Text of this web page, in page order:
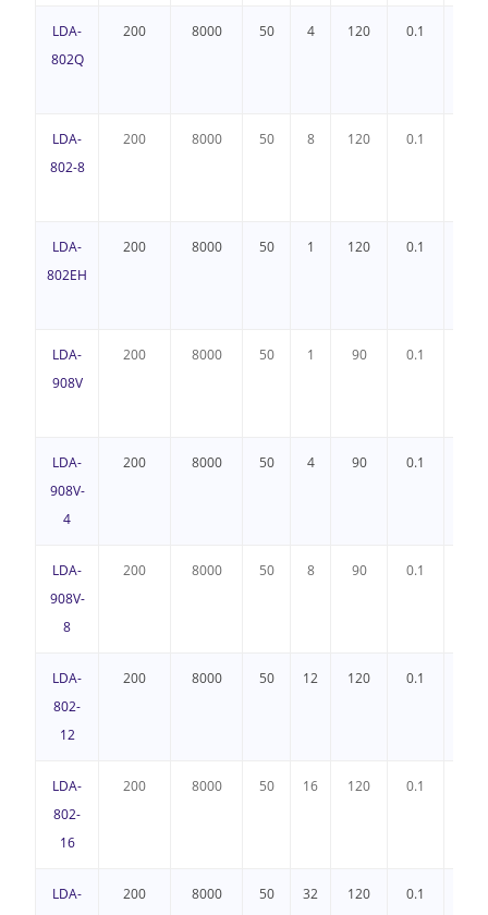
LDA-
802Q
200 8000 50 4 120 0.1
LDA-
802-8
200 8000 50 8 120 0.1
LDA-
802EH
200 8000 50 1 120 0.1
LDA-
908V
200 8000 50 1 90 0.1
LDA-
908V-
4
200 8000 50 4 90 0.1
LDA-
908V-
8
200 8000 50 8 90 0.1
LDA-
802-
12
200 8000 50 12 120 0.1
LDA-
802-
16
200 8000 50 16 120 0.1
LDA-
200 8000 50 32 120 0.1